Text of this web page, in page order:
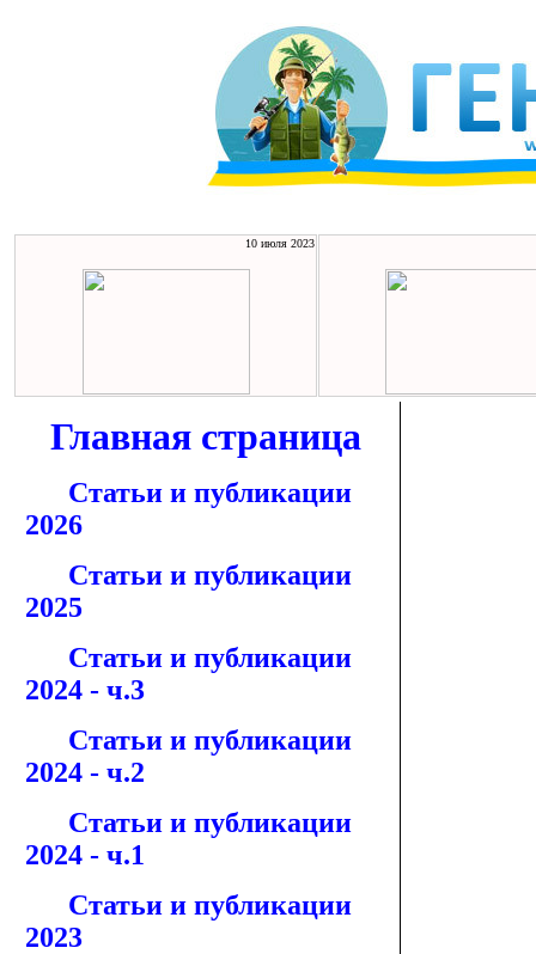
10 июля 2023
Главная страница
Статьи и публикации
2026
Статьи и публикации
2025
Статьи и публикации
2024 - ч.3
Статьи и публикации
2024 - ч.2
Статьи и публикации
2024 - ч.1
Статьи и публикации
2023